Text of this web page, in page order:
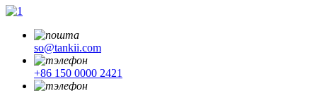
so@tankii.com
+86 150 0000 2421